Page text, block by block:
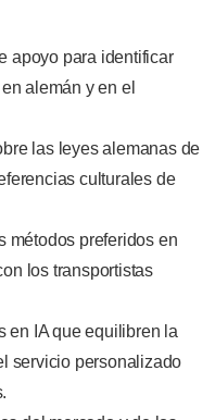
apoyo para identificar
alemán y en el
las leyes alemanas de
culturales de
métodos preferidos en
los transportistas
en IA que equilibren la
servicio personalizado